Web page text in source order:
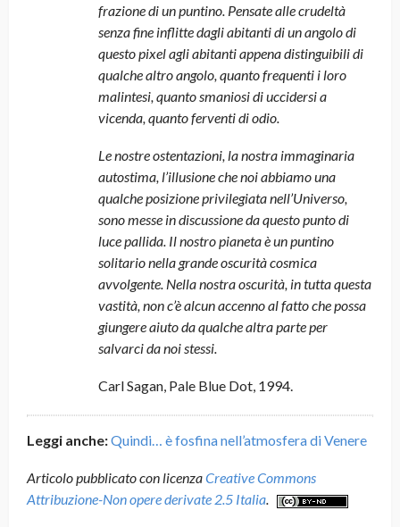
frazione di un puntino. Pensate alle crudeltà
senza fine inflitte dagli abitanti di un angolo di
questo pixel agli abitanti appena distinguibili di
qualche altro angolo, quanto frequenti i loro
malintesi, quanto smaniosi di uccidersi a
vicenda, quanto ferventi di odio.
Le nostre ostentazioni, la nostra immaginaria
autostima, l’illusione che noi abbiamo una
qualche posizione privilegiata nell’Universo,
sono messe in discussione da questo punto di
luce pallida. Il nostro pianeta è un puntino
solitario nella grande oscurità cosmica
avvolgente. Nella nostra oscurità, in tutta questa
vastità, non c’è alcun accenno al fatto che possa
giungere aiuto da qualche altra parte per
salvarci da noi stessi.
Carl Sagan, Pale Blue Dot, 1994.
Leggi anche:Quindi… è fosfina nell’atmosfera di Venere
Articolo pubblicato con licenzaCreative Commons
Attribuzione-Non opere derivate 2.5 Italia.